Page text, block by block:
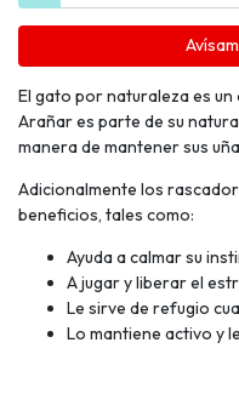
El gato por naturaleza es un
Arañar es parte de su
manera de mantener sus
Adicionalmente los
beneficios, tales como:
Ayuda a calmar su
A jugar y liberar el
Le sirve de refugio
Lo mantiene activo y